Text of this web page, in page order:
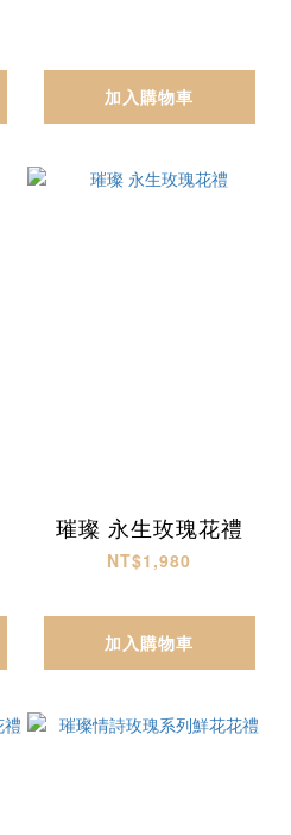
加入購物車
璀璨 永生玫瑰花禮
NT$1,980
加入購物車